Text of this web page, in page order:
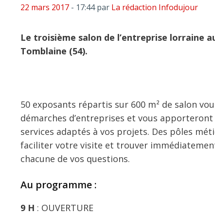
22 mars 2017 - 17:44 par La rédaction Infodujour
Le troisième salon de l’entreprise lorraine
Tomblaine (54).
50 exposants répartis sur 600 m² de salon
démarches d’entreprises et vous
services adaptés à vos projets. Des pôles
faciliter votre visite et trouver
chacune de vos questions.
Au programme :
9 H : OUVERTURE